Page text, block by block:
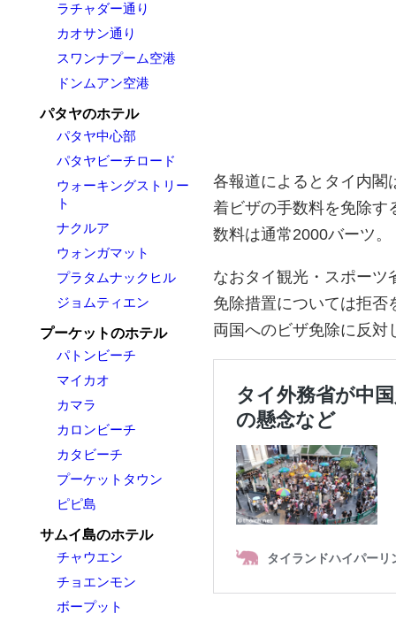
ラチャダー通り
カオサン通り
スワンナプーム空港
ドンムアン空港
パタヤのホテル
パタヤ中心部
パタヤビーチロード
ウォーキングストリー
ト
ナクルア
ウォンガマット
プラタムナックヒル
ジョムティエン
プーケットのホテル
パトンビーチ
マイカオ
カマラ
カロンビーチ
カタビーチ
プーケットタウン
ピピ島
サムイ島のホテル
チャウエン
チョエンモン
ボープット
各報道によるとタイ内閣
着ビザの手数料を免除す
数料は通常2000バーツ。
なおタイ観光・スポーツ
免除措置については拒否
両国へのビザ免除に反対